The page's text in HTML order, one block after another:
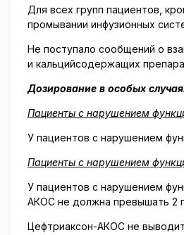
Для всех групп пациентов,
промывании инфузионных
Не поступало сообщений о
и кальцийсодержащих
Дозирование в особых
Пациенты с нарушением
У пациентов с нарушением
Пациенты с нарушением
У пациентов с нарушением
АКОС не должна превышать 2
Цефтриаксон-АКОС не